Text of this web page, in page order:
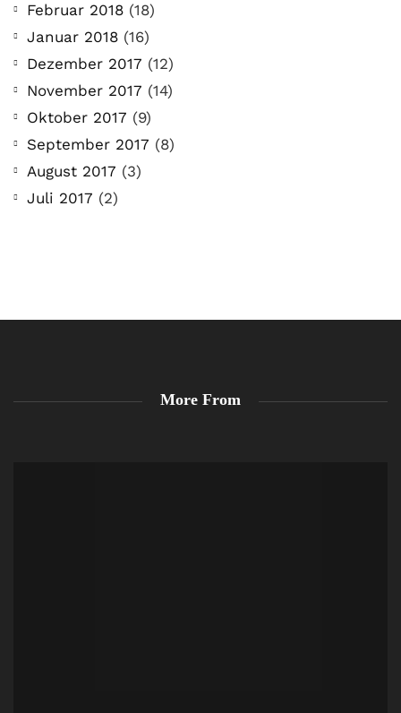
Februar 2018 (18)
Januar 2018 (16)
Dezember 2017 (12)
November 2017 (14)
Oktober 2017 (9)
September 2017 (8)
August 2017 (3)
Juli 2017 (2)
More From